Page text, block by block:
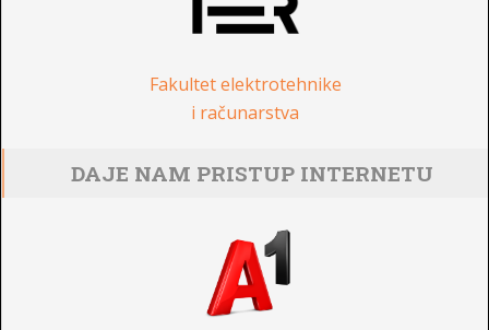
Fakultet elektrotehnike
i računarstva
DAJE NAM PRISTUP INTERNETU